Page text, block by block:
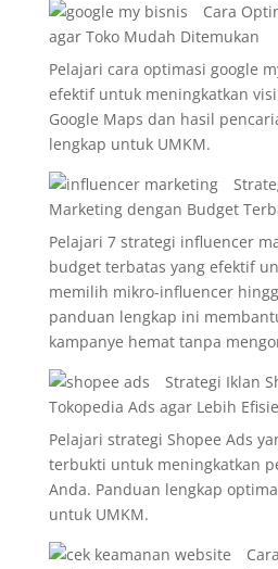
Cara
agar Toko Mudah Ditemukan
Pelajari cara optimasi google
efektif untuk meningkatkan
Google Maps dan hasil
lengkap untuk UMKM.
Marketing dengan Budget
Pelajari 7 strategi influencer
budget terbatas yang efektif
memilih mikro-influencer
panduan lengkap ini
kampanye hemat tanpa
Strategi Iklan
Tokopedia Ads agar Lebih
Pelajari strategi Shopee Ads
terbukti untuk meningkatkan
Anda. Panduan lengkap
untuk UMKM.